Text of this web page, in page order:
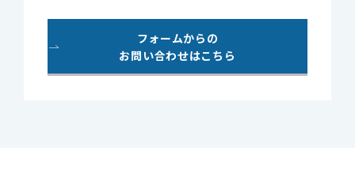
フォームからの
お問い合わせはこちら